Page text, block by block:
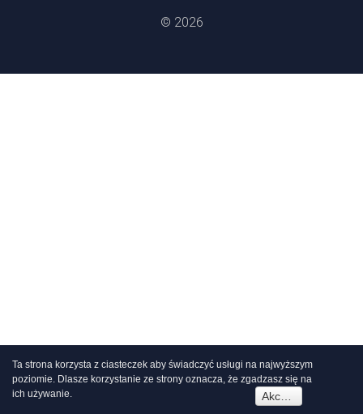
© 2026
Ta strona korzysta z ciasteczek aby świadczyć usługi na najwyższym
poziomie. Dlasze korzystanie ze strony oznacza, że zgadzasz się na
ich używanie.
Akceptuję